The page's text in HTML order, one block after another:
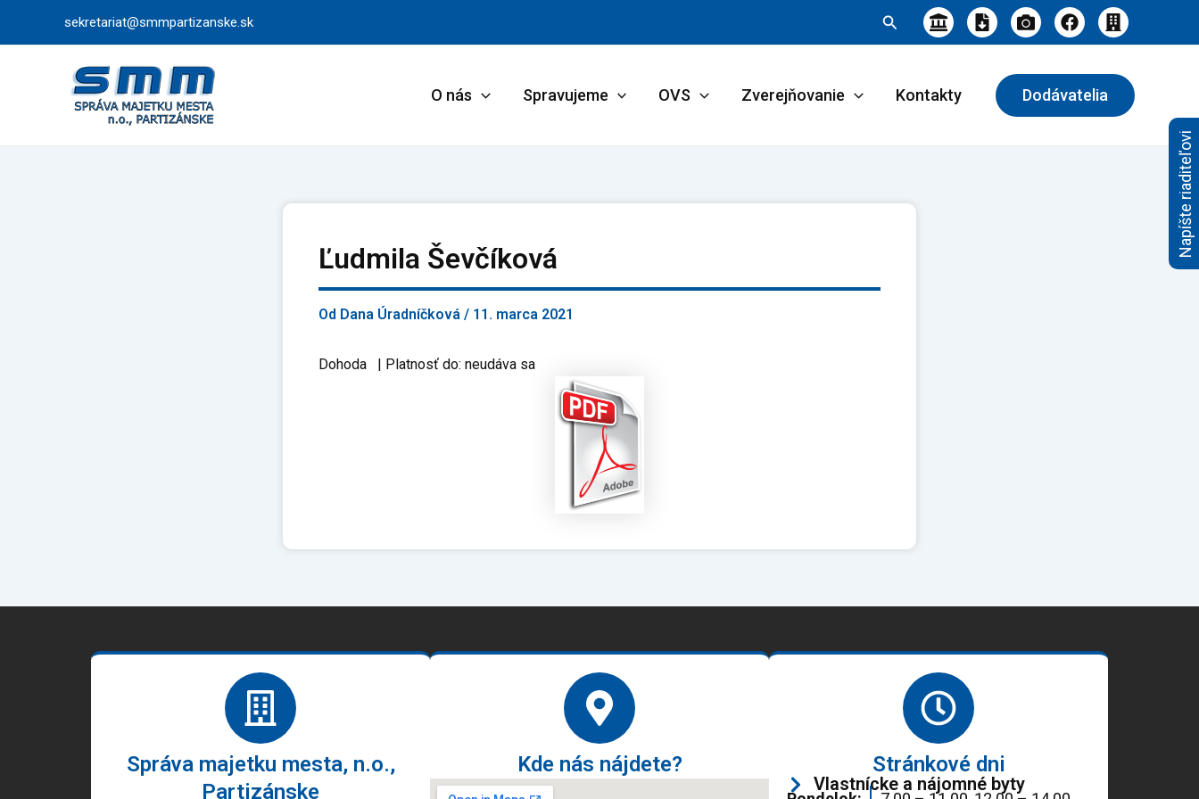
sekretariat@smmpartizanske.sk Hľadať
O nás Spravujeme OVS Zverejňovanie Kontakty Dodávatelia
Ľudmila Ševčíková
Od Dana Úradníčková / 11. marca 2021
Dohoda | Platnosť do: neudáva sa
Správa majetku mesta, n.o.,
Partizánske
Kde nás nájdete? Stránkové dni
Vlastnícke a nájomné byty
Napíšte riaditeľovi